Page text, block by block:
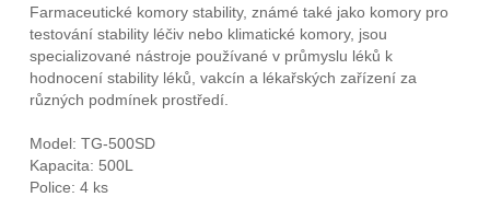
Farmaceutické komory stability, známé také jako komory pro
testování stability léčiv nebo klimatické komory, jsou
specializované nástroje používané v průmyslu léků k
hodnocení stability léků, vakcín a lékařských zařízení za
různých podmínek prostředí.
Model: TG-500SD
Kapacita: 500L
Police: 4 ks